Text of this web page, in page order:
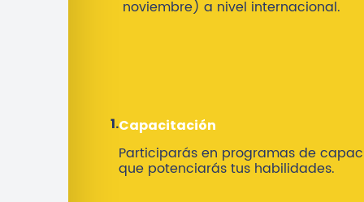
noviembre) a nivel internacional.
1.Capacitación
Participarás en programas de
que potenciarás tus habilidades.